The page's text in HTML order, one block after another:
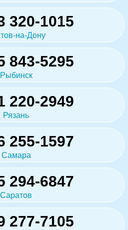
320-1015
на-Дону
843-5295
Рыбинск
220-2949
Рязань
255-1597
Самара
294-6847
Саратов
277-7105